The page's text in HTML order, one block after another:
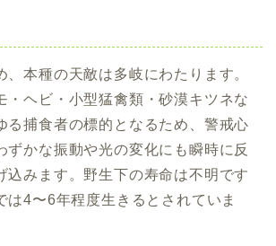
、本種の天敵は多岐にわたります。
・ヘビ・小型猛禽類・砂漠キツネな
る捕食者の標的となるため、警戒心
ずかな振動や光の変化にも瞬時に反
込みます。野生下の寿命は不明です
は4〜6年程度生きるとされていま